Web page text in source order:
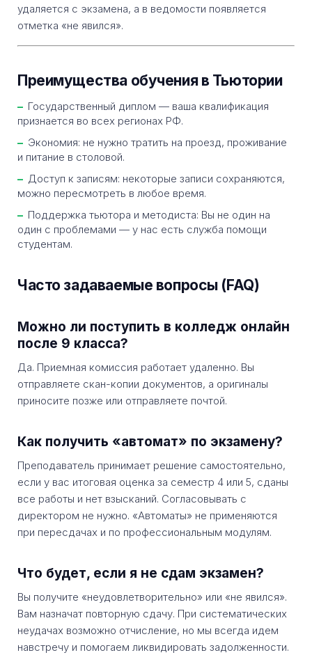
удаляется с экзамена, а в ведомости появляется
отметка «не явился».
Преимущества обучения в Тьютории
Государственный диплом — ваша квалификация
признается во всех регионах РФ.
Экономия: не нужно тратить на проезд, проживание
и питание в столовой.
Доступ к записям: некоторые записи сохраняются,
можно пересмотреть в любое время.
Поддержка тьютора и методиста: Вы не один на
один с проблемами — у нас есть служба помощи
студентам.
Часто задаваемые вопросы (FAQ)
Можно ли поступить в колледж онлайн
после 9 класса?
Да. Приемная комиссия работает удаленно. Вы
отправляете скан-копии документов, а оригиналы
приносите позже или отправляете почтой.
Как получить «автомат» по экзамену?
Преподаватель принимает решение самостоятельно,
если у вас итоговая оценка за семестр 4 или 5, сданы
все работы и нет взысканий. Согласовывать с
директором не нужно. «Автоматы» не применяются
при пересдачах и по профессиональным модулям.
Что будет, если я не сдам экзамен?
Вы получите «неудовлетворительно» или «не явился».
Вам назначат повторную сдачу. При систематических
неудачах возможно отчисление, но мы всегда идем
навстречу и помогаем ликвидировать задолженности.